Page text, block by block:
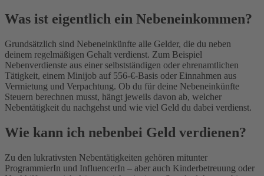
Was ist eigentlich ein Nebeneinkommen?
Grundsätzlich sind Nebeneinkünfte alle Gelder, die du neben
deinem regelmäßigen Gehalt verdienst. Zum Beispiel
Nebenverdienste aus einer selbstständigen oder ehrenamtlichen
Tätigkeit, einem Minijob auf 556-€-Basis oder Einnahmen aus
Vermietung und Verpachtung. Ob du für deine Nebeneinkünfte
Steuern berechnen musst, hängt jeweils davon ab, welcher
Nebentätigkeit du nachgehst und wie viel Geld du dabei verdienst.
Wie kann ich nebenbei Geld verdienen?
Zu den lukrativsten Nebentätigkeiten gehören mitunter
ProgrammierIn und InfluencerIn – aber auch Kinderbetreuung oder